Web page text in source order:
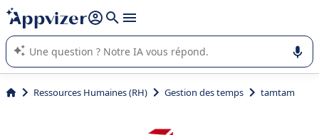
répondre (plusieurs lignes avec
L'IA de Appvizer vous guide dans l'utilisation ou la sélection de
logiciel SaaS en entreprise.
Ressources Humaines (RH) Gestion des temps tamtam